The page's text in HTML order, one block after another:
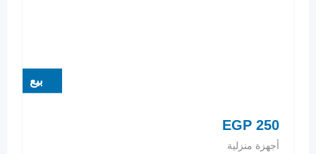
بيع
EGP 250
أجهزة منزلية